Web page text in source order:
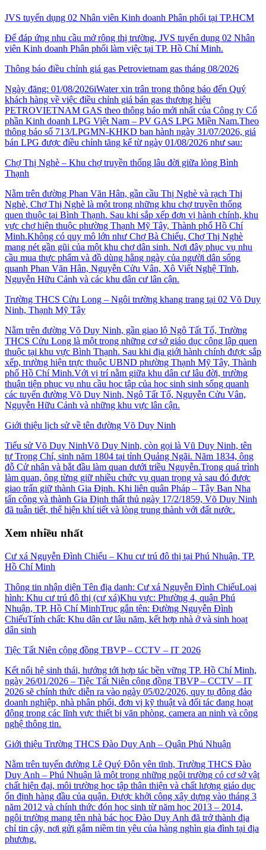
JVS tuyển dụng 02 Nhân viên Kinh doanh Phân phối tại TP.HCM
Để đáp ứng nhu cầu mở rộng thị trường, JVS tuyển dụng 02 Nhân
viên Kinh doanh Phân phối làm việc tại TP. Hồ Chí Minh.
Thông báo điều chỉnh giá gas Petrovietnam gas tháng 08/2026
Ngày đăng: 01/08/2026iWater xin trân trọng thông báo đến Quý
khách hàng về việc điều chỉnh giá bán gas thương hiệu
PETROVIETNAM GAS theo thông báo mới nhất của Công ty Cổ
phần Kinh doanh LPG Việt Nam – PV GAS LPG Miền Nam.Theo
thông báo số 713/LPGMN-KHKD ban hành ngày 31/07/2026, giá
bán LPG được điều chỉnh tăng kể từ ngày 01/08/2026 như sau:
Chợ Thị Nghè – Khu chợ truyền thống lâu đời giữa lòng Bình
Thạnh
Nằm trên đường Phan Văn Hân, gần cầu Thị Nghè và rạch Thị
Nghè, Chợ Thị Nghè là một trong những khu chợ truyền thống
quen thuộc tại Bình Thạnh. Sau khi sắp xếp đơn vị hành chính, khu
vực chợ hiện thuộc phường Thạnh Mỹ Tây, Thành phố Hồ Chí
Minh.Không có quy mô lớn như Chợ Bà Chiểu, Chợ Thị Nghè
mang nét gần gũi của một khu chợ dân sinh. Nơi đây phục vụ nhu
cầu mua thực phẩm và đồ dùng hằng ngày của người dân sống
quanh Phan Văn Hân, Nguyễn Cửu Vân, Xô Viết Nghệ Tĩnh,
Nguyễn Hữu Cảnh và các khu dân cư lân cận.
Trường THCS Cửu Long – Ngôi trường khang trang tại 02 Võ Duy
Ninh, Thạnh Mỹ Tây
Nằm trên đường Võ Duy Ninh, gần giao lộ Ngô Tất Tố, Trường
THCS Cửu Long là một trong những cơ sở giáo dục công lập quen
thuộc tại khu vực Bình Thạnh. Sau khi địa giới hành chính được sắp
xếp, trường hiện trực thuộc UBND phường Thạnh Mỹ Tây, Thành
phố Hồ Chí Minh.Với vị trí nằm giữa khu dân cư lâu đời, trường
thuận tiện phục vụ nhu cầu học tập của học sinh sinh sống quanh
các tuyến đường Võ Duy Ninh, Ngô Tất Tố, Nguyễn Cửu Vân,
Nguyễn Hữu Cảnh và những khu vực lân cận.
Giới thiệu lịch sử về tên đường Võ Duy Ninh
Tiểu sử Võ Duy NinhVõ Duy Ninh, còn gọi là Vũ Duy Ninh, tên
tự Trọng Chí, sinh năm 1804 tại tỉnh Quảng Ngãi. Năm 1834, ông
đỗ Cử nhân và bắt đầu làm quan dưới triều Nguyễn.Trong quá trình
làm quan, ông từng giữ nhiều chức vụ quan trọng và sau đó được
giao trấn giữ thành Gia Định. Khi liên quân Pháp – Tây Ban Nha
tấn công và thành Gia Định thất thủ ngày 17/2/1859, Võ Duy Ninh
đã tuẫn tiết, thể hiện khí tiết và lòng trung thành với đất nước.
Xem nhiều nhất
Cư xá Nguyễn Đình Chiểu – Khu cư trú đô thị tại Phú Nhuận, TP.
Hồ Chí Minh
Thông tin nhận diện Tên địa danh: Cư xá Nguyễn Đình ChiểuLoại
hình: Khu cư trú đô thị (cư xá)Khu vực: Phường 4, quận Phú
Nhuận, TP. Hồ Chí MinhTrục gắn tên: Đường Nguyễn Đình
ChiểuTính chất: Khu dân cư lâu năm, kết hợp nhà ở và sinh hoạt
dân sinh
Tiệc Tất Niên cộng đồng TBVP – CCTV – IT 2026
Kết nối hệ sinh thái, hướng tới hợp tác bền vững TP. Hồ Chí Minh,
ngày 26/01/2026 – Tiệc Tất Niên cộng đồng TBVP – CCTV – IT
2026 sẽ chính thức diễn ra vào ngày 05/02/2026, quy tụ đông đảo
doanh nghiệp, nhà phân phối, đơn vị kỹ thuật và đối tác đang hoạt
động trong các lĩnh vực thiết bị văn phòng, camera an ninh và công
nghệ thông tin.
Giới thiệu Trường THCS Đào Duy Anh – Quận Phú Nhuận
Nằm trên tuyến đường Lê Quý Đôn yên tĩnh, Trường THCS Đào
Duy Anh – Phú Nhuận là một trong những ngôi trường có cơ sở vật
chất hiện đại, môi trường học tập thân thiện và chất lượng giáo dục
ổn định hàng đầu của quận. Được khởi công xây dựng vào tháng 3
năm 2012 và chính thức đón học sinh từ năm học 2013 – 2014,
ngôi trường mang tên nhà bác học Đào Duy Anh đã trở thành địa
chỉ tin cậy, nơi gửi gắm niềm tin yêu của hàng nghìn gia đình tại địa
phương.